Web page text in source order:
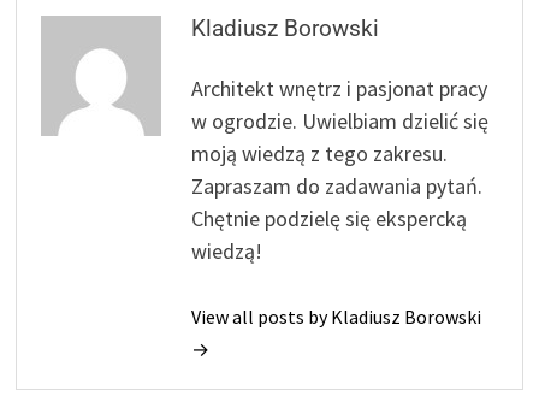
Kladiusz Borowski
Architekt wnętrz i pasjonat pracy
w ogrodzie. Uwielbiam dzielić się
moją wiedzą z tego zakresu.
Zapraszam do zadawania pytań.
Chętnie podzielę się ekspercką
wiedzą!
View all posts by Kladiusz Borowski
→